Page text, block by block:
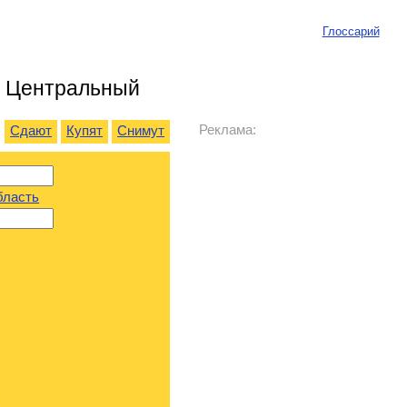
Глоссарий
Центральный
Сдают Купят Снимут Реклама: